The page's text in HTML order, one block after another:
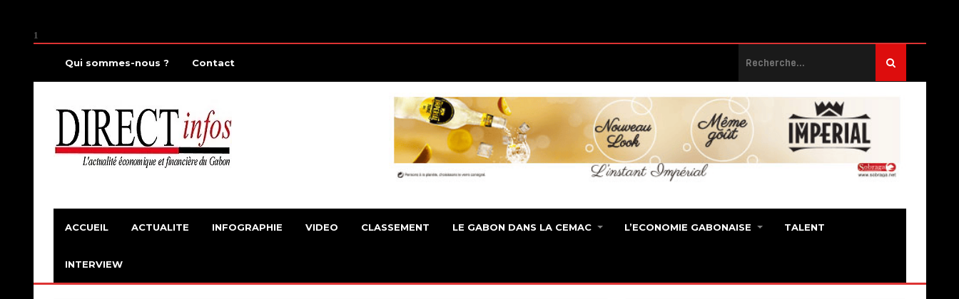
1
Qui sommes-nous ? Contact
ACCUEIL ACTUALITE INFOGRAPHIE VIDEO CLASSEMENT LE GABON DANS LA CEMAC L’ECONOMIE GABONAISE TALENT
INTERVIEW